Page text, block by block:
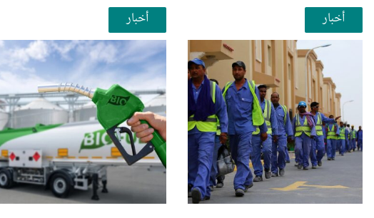
أخبار أخبار